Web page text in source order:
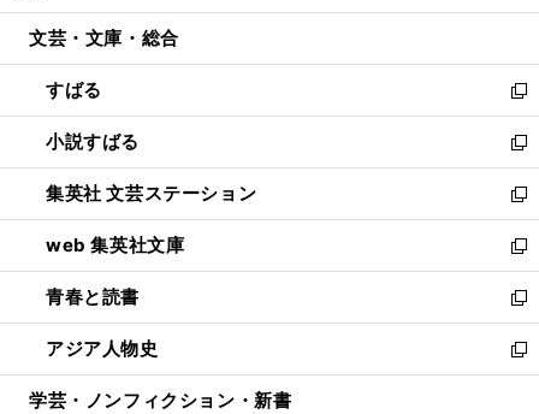
開
ウ
開
く
ン
ウ
で
開
く
ウ
ン
ド
ウ
で
開
く
文芸・文庫・総合
すばる
新
し
い
ウ
ィ
ン
ド
ウ
で
開
く
小説すばる
新
し
い
ウ
ィ
ン
ド
ウ
で
開
集英社 文芸ステーション
新
し
い
ウ
ィ
ン
ド
ウ
web 集英社文庫
新
し
い
ウ
ィ
ン
青春と読書
新
し
い
ウ
アジア人物史
新
し
学芸・ノンフィクション・新書